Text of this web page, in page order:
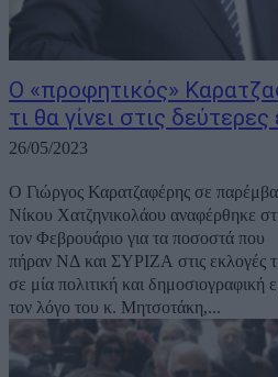
Ο «προφητικός»
τι θα γίνει στις
26/05/2023
Ο Γιώργος Καρατζαφέρης σε
Νίκου Χατζηνικολάου αναφέρθηκε
τον Φεβρουάριο για τα ποσοστά που
πήραν ΝΔ και ΣΥΡΙΖΑ στις εκλογές
σε μία πολιτική και δημοσιογραφική
τον λόγο του κ. Μητσοτάκη,...